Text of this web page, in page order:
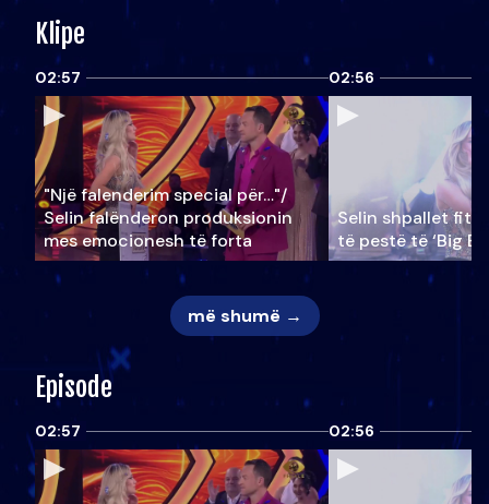
Klipe
02:57
"Një falenderim special për…"/
Selin falënderon produksionin
mes emocionesh të forta
02:56
Selin shpallet
të pestë të ‘Big
më shumë →
Episode
02:57 02:56